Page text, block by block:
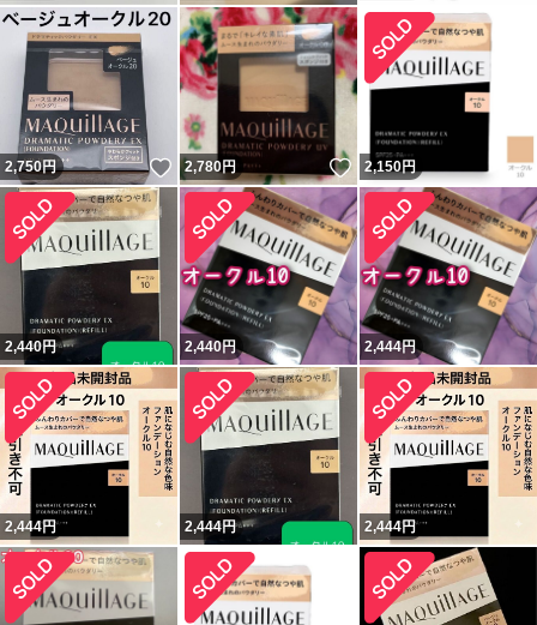
2,750円 いいね！
2,780円 いいね！
2,150円
2,440円 2,440円 2,444円
2,444円 2,444円 2,444円